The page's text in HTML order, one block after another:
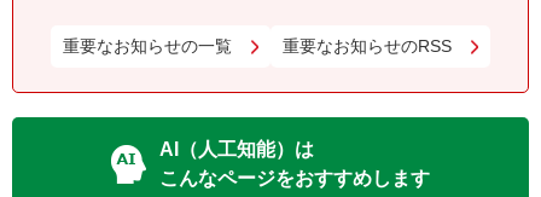
重要なお知らせの一覧 重要なお知らせのRSS
AI（人工知能）は
こんなページをおすすめします